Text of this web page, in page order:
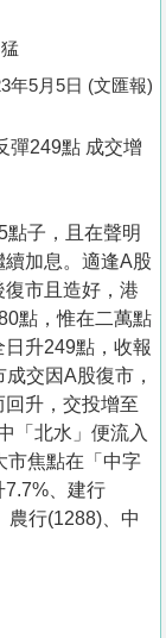
年5月5日 (文匯報)
彈249點 成交增
點子，且在聲明
續加息。適逢A股
復市且造好，港
點，惟在二萬點
升249點，收報
交因A股復市，
回升，交投增至
「北水」便流入
市焦點在「中字
7.7%、建行
農行(1288)、中